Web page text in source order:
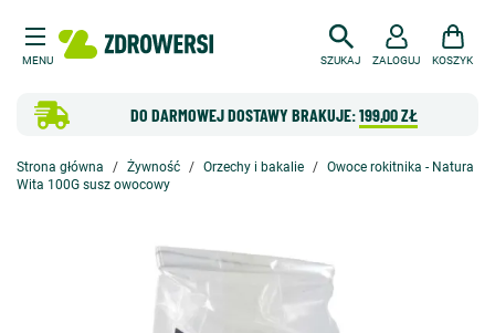
MENU SZUKAJ
DO DARMOWEJ DOSTAWY BRAKUJE:199,00 ZŁ
ZALOGUJ KOSZYK
Strona główna Żywność Orzechy i bakalie
Owoce rokitnika - Natura
Wita 100G susz owocowy